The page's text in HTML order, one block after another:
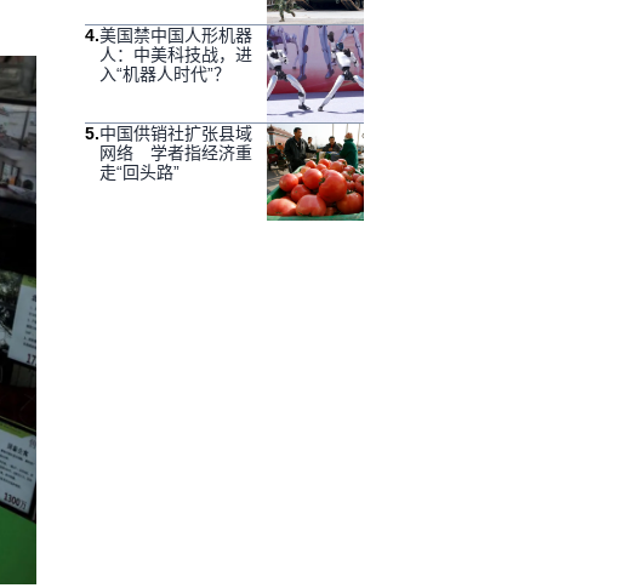
4.美国禁中国人形机器
人：中美科技战，进
入“机器人时代”？
5.中国供销社扩张县域
网络 学者指经济重
走“回头路”